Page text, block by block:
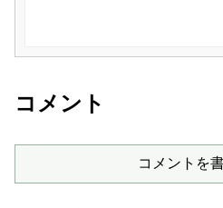
コメント
コメントを